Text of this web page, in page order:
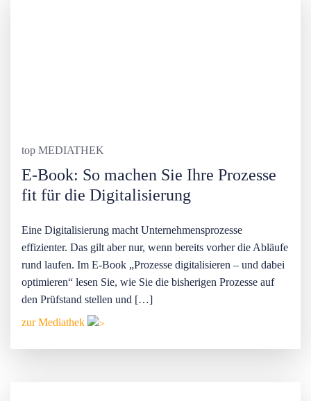
top MEDIATHEK
E-Book: So machen Sie Ihre Prozesse
fit für die Digitalisierung
Eine Digitalisierung macht Unternehmensprozesse
effizienter. Das gilt aber nur, wenn bereits vorher die Abläufe
rund laufen. Im E-Book „Prozesse digitalisieren – und dabei
optimieren“ lesen Sie, wie Sie die bisherigen Prozesse auf
den Prüfstand stellen und […]
zur Mediathek